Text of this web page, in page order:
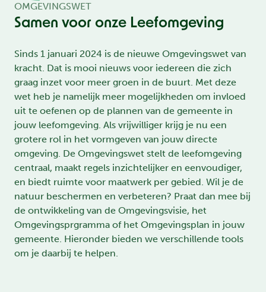
OMGEVINGSWET
Samen voor onze Leefomgeving
Sinds 1 januari 2024 is de nieuwe Omgevingswet van
kracht. Dat is mooi nieuws voor iedereen die zich
graag inzet voor meer groen in de buurt. Met deze
wet heb je namelijk meer mogelijkheden om invloed
uit te oefenen op de plannen van de gemeente in
jouw leefomgeving. Als vrijwilliger krijg je nu een
grotere rol in het vormgeven van jouw directe
omgeving. De Omgevingswet stelt de leefomgeving
centraal, maakt regels inzichtelijker en eenvoudiger,
en biedt ruimte voor maatwerk per gebied. Wil je de
natuur beschermen en verbeteren? Praat dan mee bij
de ontwikkeling van de Omgevingsvisie, het
Omgevingsprgramma of het Omgevingsplan in jouw
gemeente. Hieronder bieden we verschillende tools
om je daarbij te helpen.